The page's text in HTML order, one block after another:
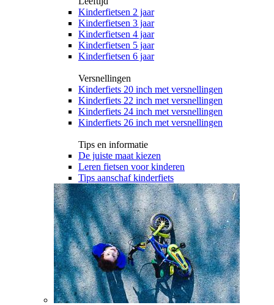
Kinderfietsen 2 jaar
Kinderfietsen 3 jaar
Kinderfietsen 4 jaar
Kinderfietsen 5 jaar
Kinderfietsen 6 jaar
Versnellingen
Kinderfiets 20 inch met versnellingen
Kinderfiets 22 inch met versnellingen
Kinderfiets 24 inch met versnellingen
Kinderfiets 26 inch met versnellingen
Tips en informatie
De juiste maat kiezen
Leren fietsen voor kinderen
Tips aanschaf kinderfiets